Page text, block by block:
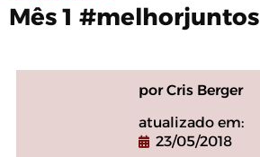
Mês 1 #melhorjuntos
por Cris Berger
atualizado em:
23/05/2018